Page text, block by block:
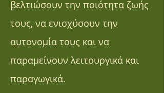
βελτιώσουν την ποιότητα ζωής
τους, να ενισχύσουν την
αυτονομία τους και να
παραμείνουν λειτουργικά και
παραγωγικά.